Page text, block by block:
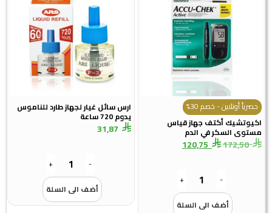
حصرياً أونلاين - خصم 30%
اكيوتشيك أكتف جهاز قياس
مستوى السكر في الدم
172,50
120,75
-
+
أضف الى السلة
ارس سائل غيار لجهاز طارد للناموس
يدوم 720 ساعة
31,87
-
+
أضف الى السلة